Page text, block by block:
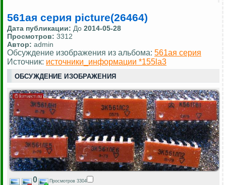
561ая серия picture(26464)
Дата публикации: До 2014-05-28
Просмотров: 3312
Автор: admin
Обсуждение изображения из альбома: 561ая серия
Источник: источники_информации *155la3
ОБСУЖДЕНИЕ ИЗОБРАЖЕНИЯ
0 Просмотров 3304